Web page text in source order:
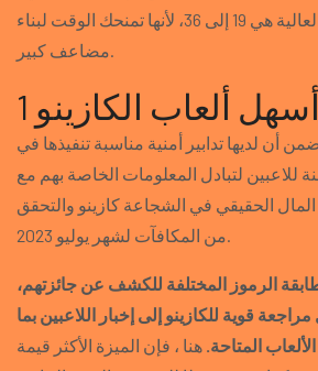
إلى 18 والأرقام العالية هي 19 إلى 36، لأنها تمنحك الوقت لبناء
مضاعف كبير.
أن لديها تدابير أمنية مناسبة تنفيذها في
للاعبين لتبادل المعلومات الخاصة بهم مع
الحقيقي في الشجاعة كازينو والتحقق
من المكافآت لشهر يوليو 2023.
الرموز المختلفة للكشف عن جائزتهم،
قوية للكازينو إلى إخبار اللاعبين بما
المتاحة. هنا ، فإن الميزة الأكثر قيمة